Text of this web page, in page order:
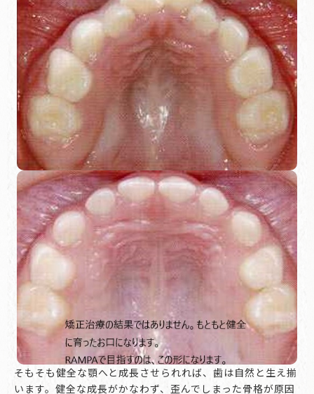
そもそも健全な顎へと成長させられれば、歯は自然と生え揃
います。健全な成長がかなわず、歪んでしまった骨格が原因